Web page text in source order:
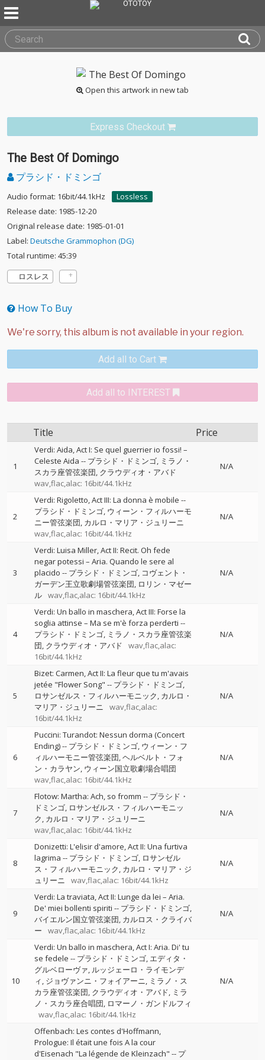
Open this artwork in new tab
Express Checkout
The Best Of Domingo
プラシド・ドミンゴ
Audio format: 16bit/44.1kHz
Lossless
Release date: 1985-12-20
Original release date: 1985-01-01
Label: Deutsche Grammophon (DG)
Total runtime: 45:39
ロスレス
How To Buy
Add all to Cart
Add all to INTEREST
Title Price
1
Verdi: Aida, Act I: Se quel guerrier io fossi! –
Celeste Aida -- プラシド・ドミンゴ ミラノ・
スカラ座管弦楽団 クラウディオ・アバド
wav,flac,alac: 16bit/44.1kHz
N/A
2
Verdi: Rigoletto, Act III: La donna è mobile --
プラシド・ドミンゴ ウィーン・フィルハーモ
ニー管弦楽団 カルロ・マリア・ジュリーニ
wav,flac,alac: 16bit/44.1kHz
N/A
3
Verdi: Luisa Miller, Act II: Recit. Oh fede
negar potessi – Aria. Quando le sere al
placido -- プラシド・ドミンゴ コヴェント・
ガーデン王立歌劇場管弦楽団 ロリン・マゼー
ル wav,flac,alac: 16bit/44.1kHz
N/A
4
Verdi: Un ballo in maschera, Act III: Forse la
soglia attinse – Ma se m'è forza perderti --
プラシド・ドミンゴ ミラノ・スカラ座管弦楽
団 クラウディオ・アバド
wav,flac,alac:
16bit/44.1kHz
N/A
5
Bizet: Carmen, Act II: La fleur que tu m'avais
jetée "Flower Song" -- プラシド・ドミンゴ
ロサンゼルス・フィルハーモニック カルロ・
マリア・ジュリーニ
wav,flac,alac:
16bit/44.1kHz
N/A
6
Puccini: Turandot: Nessun dorma (Concert
Ending)-- プラシド・ドミンゴ ウィーン・フ
ィルハーモニー管弦楽団 ヘルベルト・フォ
ン・カラヤン ウィーン国立歌劇場合唱団
wav,flac,alac: 16bit/44.1kHz
N/A
7
Flotow: Martha: Ach, so fromm -- プラシド・
ドミンゴ ロサンゼルス・フィルハーモニッ
ク カルロ・マリア・ジュリーニ
wav,flac,alac: 16bit/44.1kHz
N/A
8
Donizetti: L'elisir d'amore, Act II: Una furtiva
lagrima -- プラシド・ドミンゴ ロサンゼル
ス・フィルハーモニック カルロ・マリア・ジ
ュリーニ
wav,flac,alac: 16bit/44.1kHz
N/A
9
Verdi: La traviata, Act II: Lunge da lei – Aria.
De' miei bollenti spiriti -- プラシド・ドミンゴ
バイエルン国立管弦楽団 カルロス・クライバ
ー
wav,flac,alac: 16bit/44.1kHz
N/A
10
Verdi: Un ballo in maschera, Act I: Aria. Di' tu
se fedele -- プラシド・ドミンゴ エディタ・
グルベローヴァ ルッジェーロ・ライモンデ
ィ ジョヴァンニ・フォイアーニ ミラノ・ス
カラ座管弦楽団 クラウディオ・アバド ミラ
ノ・スカラ座合唱団 ロマーノ・ガンドルフィ
wav,flac,alac: 16bit/44.1kHz
N/A
Offenbach: Les contes d'Hoffmann,
Prologue: Il était une fois A la cour
d'Eisenach "La légende de Kleinzach" -- プ